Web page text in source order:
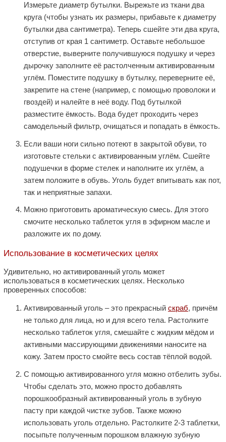
Измерьте диаметр бутылки. Вырежьте из ткани два
круга (чтобы узнать их размеры, прибавьте к диаметру
бутылки два сантиметра). Теперь сшейте эти два круга,
отступив от края 1 сантиметр. Оставьте небольшое
отверстие, выверните получившуюся подушку и через
дырочку заполните её растолченным активированным
углём. Поместите подушку в бутылку, переверните её,
закрепите на стене (например, с помощью проволоки и
гвоздей) и налейте в неё воду. Под бутылкой
разместите ёмкость. Вода будет проходить через
самодельный фильтр, очищаться и попадать в ёмкость.
Если ваши ноги сильно потеют в закрытой обуви, то
изготовьте стельки с активированным углём. Сшейте
подушечки в форме стелек и наполните их углём, а
затем положите в обувь. Уголь будет впитывать как пот,
так и неприятные запахи.
Можно приготовить ароматическую смесь. Для этого
смочите несколько таблеток угля в эфирном масле и
разложите их по дому.
Использование в косметических целях
Удивительно, но активированный уголь может
использоваться в косметических целях. Несколько
проверенных способов:
Активированный уголь – это прекрасный скраб, причём
не только для лица, но и для всего тела. Растолките
несколько таблеток угля, смешайте с жидким мёдом и
активными массирующими движениями наносите на
кожу. Затем просто смойте весь состав тёплой водой.
С помощью активированного угля можно отбелить зубы.
Чтобы сделать это, можно просто добавлять
порошкообразный активированный уголь в зубную
пасту при каждой чистке зубов. Также можно
использовать уголь отдельно. Растолките 2-3 таблетки,
посыпьте полученным порошком влажную зубную